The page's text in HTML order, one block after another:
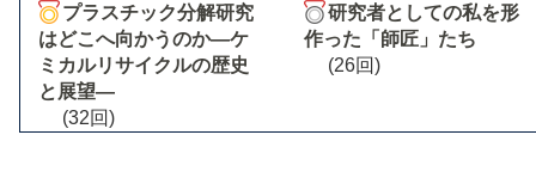
プラスチック分解研究
はどこへ向かうのか―ケ
ミカルリサイクルの歴史
と展望―
(32回)
研究者としての私を形
作った「師匠」たち
(26回)